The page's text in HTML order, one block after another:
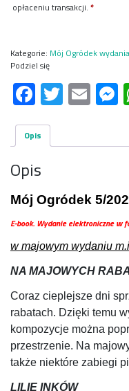
opłaceniu transakcji. *
Kategorie: Mój Ogródek
Podziel się
Facebook
Opis
Opis
Mój Ogródek 5/
E-book. Wydanie elektroniczne w
w majowym wydaniu
NA MAJOWYCH
Coraz cieplejsze dni
rabatach. Dzięki temu
kompozycje można
przestrzenie. Na
także niektóre zabiegi
LILIE INKÓW